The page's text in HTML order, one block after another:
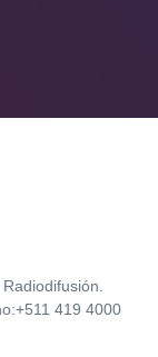
419 4000